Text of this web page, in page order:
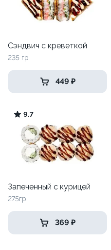
Сэндвич с креветкой
235 гр
449 ₽
9.7
Запеченный с курицей
275гр
369 ₽